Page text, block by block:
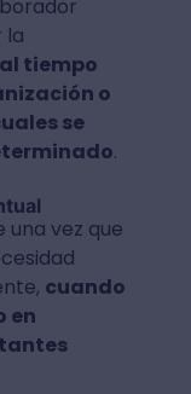
la
tiempo
o
se
.
vez que
cuando
en